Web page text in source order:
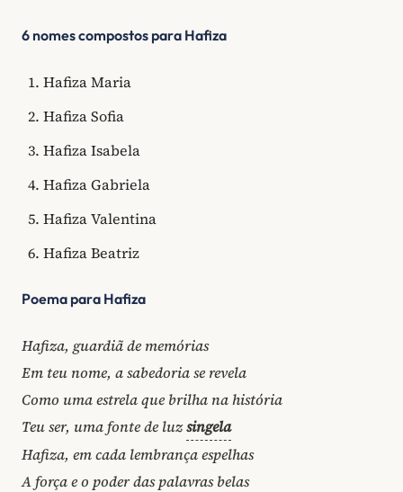
6 nomes compostos para Hafiza
Hafiza Maria
Hafiza Sofia
Hafiza Isabela
Hafiza Gabriela
Hafiza Valentina
Hafiza Beatriz
Poema para Hafiza
Hafiza, guardiã de memórias
Em teu nome, a sabedoria se revela
Como uma estrela que brilha na história
Teu ser, uma fonte de luzsingela
Hafiza, em cada lembrança espelhas
A força e o poder das palavras belas